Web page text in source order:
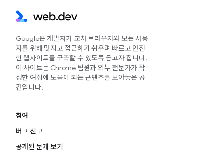
Google은 개발자가 교차 브라우저와 모든 사용
자를 위해 멋지고 접근하기 쉬우며 빠르고 안전
한 웹사이트를 구축할 수 있도록 돕고자 합니다.
이 사이트는 Chrome 팀원과 외부 전문가가 작
성한 여정에 도움이 되는 콘텐츠를 모아놓은 공
간입니다.
참여
버그 신고
공개된 문제 보기